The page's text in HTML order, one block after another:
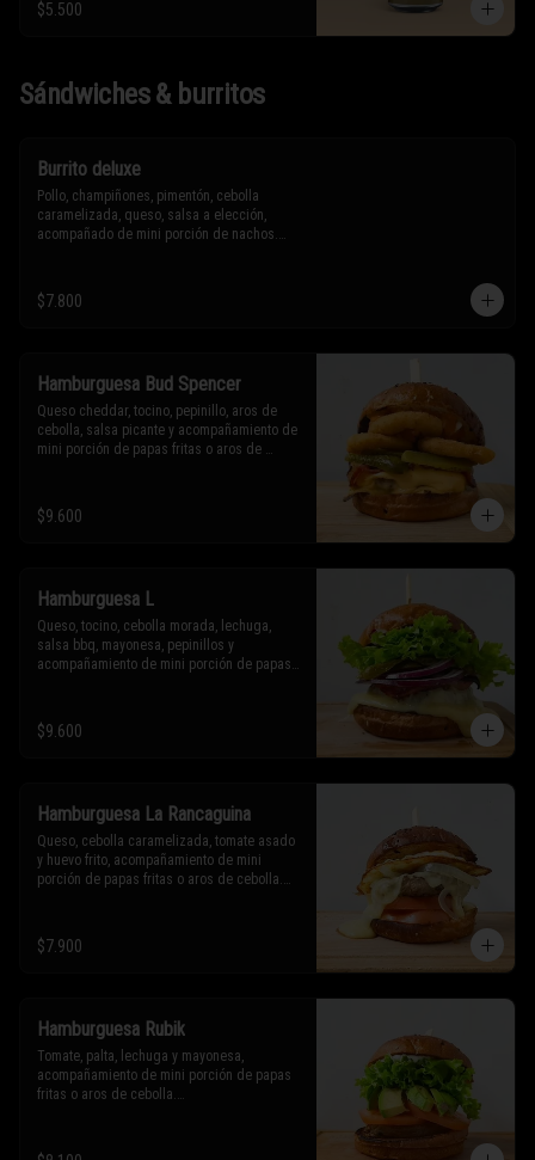
$5.500
Sándwiches & burritos
Burrito deluxe
Pollo, champiñones, pimentón, cebolla
caramelizada, queso, salsa a elección,
acompañado de mini porción de nachos.
* Los ingredientes no son intercambiables.
Sólo puedes solicitar eliminar un
$7.800
Hamburguesa Bud Spencer
Queso cheddar, tocino, pepinillo, aros de
cebolla, salsa picante y acompañamiento de
mini porción de papas fritas o aros de
* Los ingredientes no son intercambiables.
Sólo puedes solicitar eliminar un
$9.600
Hamburguesa L
Queso, tocino, cebolla morada, lechuga,
salsa bbq, mayonesa, pepinillos y
acompañamiento de mini porción de papas
* Los ingredientes no son intercambiables.
Sólo puedes solicitar eliminar un
$9.600
Hamburguesa La Rancaguina
Queso, cebolla caramelizada, tomate asado
y huevo frito, acompañamiento de mini
porción de papas fritas o aros de cebolla.
Sólo puedes solicitar eliminar un
ingrediente.
$7.900
Hamburguesa Rubik
Tomate, palta, lechuga y mayonesa,
acompañamiento de mini porción de papas
fritas o aros de cebolla.
* Los ingredientes no son intercambiables.